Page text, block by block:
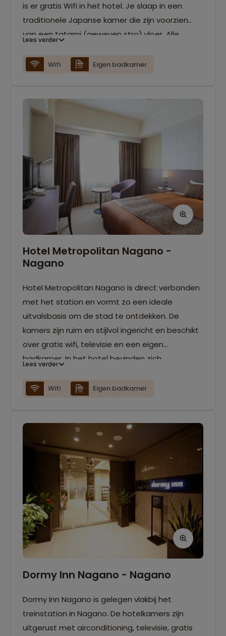
is er gratis Wifi in het hotel. Je slaap in een
traditionele Japanse kamer die zijn voorzien
van een tatami (geweven stro) vloer. Alle
Lees verder
Wifi Eigen badkamer
Hotel Metropolitan Nagano -
Nagano
Hotel Metropolitan Nagano is direct verbonden
met het station en vormt zo een ideale
uitvalsbasis om de stad te ontdekken. De
kamers zijn ruim en stijlvol ingericht en beschikt
over gratis wifi, televisie en een eigen
badkamer. In het hotel bevinden zich
keuze uit sushi, grill en lokale
Lees verder
Wifi Eigen badkamer
Dormy Inn Nagano - Nagano
Dormy Inn Nagano is gelegen vlakbij het
treinstation in Nagano. De hotelkamers zijn
uitgerust met airconditioning, televisie, gratis